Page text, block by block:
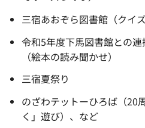
三宿あおぞら図書館（クイズ
令和5年度下馬図書館との連
（絵本の読み聞かせ）
三宿夏祭り
のざわテットーひろば（20
く」遊び）、など